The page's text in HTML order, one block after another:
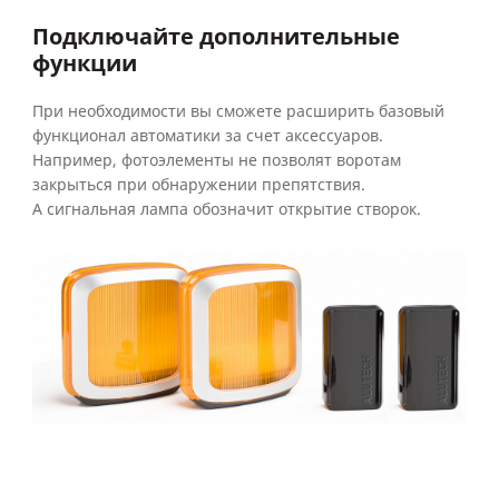
Подключайте дополнительные
функции
При необходимости вы сможете расширить базовый
функционал автоматики за счет аксессуаров.
Например, фотоэлементы не позволят воротам
закрыться при обнаружении препятствия.
А сигнальная лампа обозначит открытие створок.